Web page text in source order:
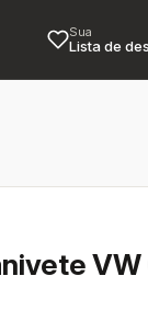
Sua
Lista de
VW